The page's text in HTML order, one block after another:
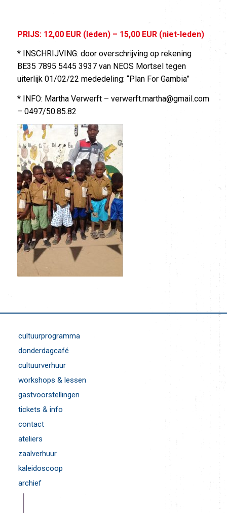
PRIJS: 12,00 EUR (leden) – 15,00 EUR (niet-leden)
* INSCHRIJVING: door overschrijving op rekening
BE35 7895 5445 3937 van NEOS Mortsel tegen
uiterlijk 01/02/22 mededeling: “Plan For Gambia”
* INFO: Martha Verwerft – verwerft.martha@gmail.com
– 0497/50.85.82
cultuurprogramma
donderdagcafé
cultuurverhuur
workshops & lessen
gastvoorstellingen
tickets & info
contact
ateliers
zaalverhuur
kaleidoscoop
archief